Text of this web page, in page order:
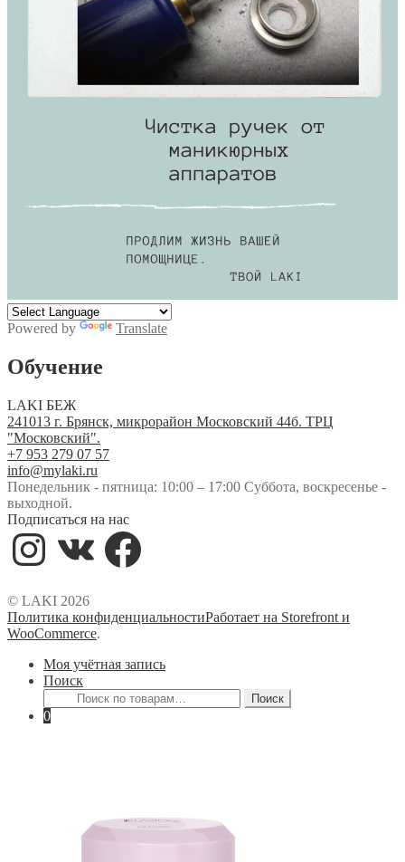
Powered by Translate
Обучение
LAKI БЕЖ
241013 г. Брянск, микрорайон Московский 44б. ТРЦ
"Московский".
+7 953 279 07 57
info@mylaki.ru
Понедельник - пятница: 10:00 – 17:00 Суббота, воскресенье -
выходной.
Подписаться на нас
Instagram
Facebook
© LAKI 2026
Политика конфиденциальностиРаботает на Storefront и
WooCommerce.
Моя учётная запись
Поиск
Искать:
Поиск
0